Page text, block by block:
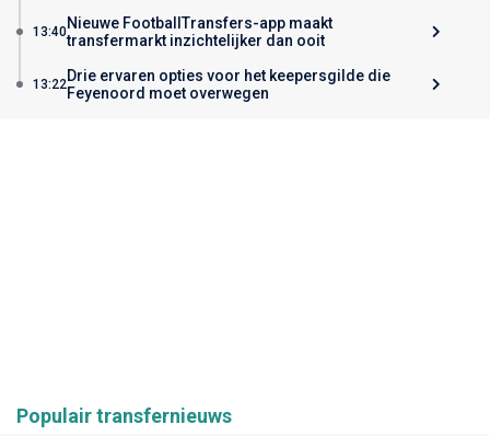
13:40Nieuwe FootballTransfers-app maakt
transfermarkt inzichtelijker dan ooit
13:22Drie ervaren opties voor het keepersgilde die
Feyenoord moet overwegen
Populair transfernieuws